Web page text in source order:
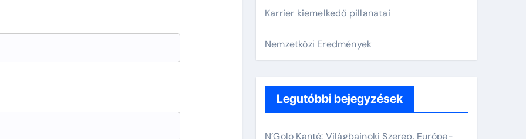
r
:
Karrier kiemelkedő pillanatai
Nemzetközi Eredmények
Legutóbbi bejegyzések
N’Golo Kanté: Világbajnoki Szerep, Európa-